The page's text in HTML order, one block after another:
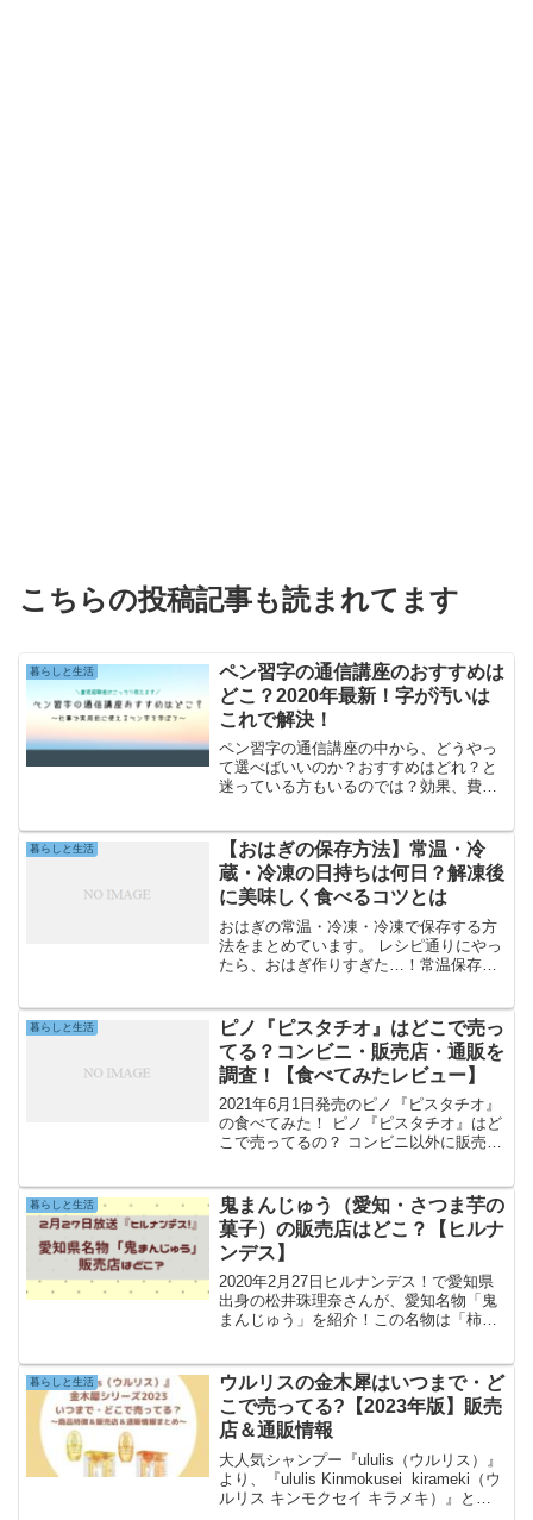
こちらの投稿記事も読まれてます
暮らしと生活
ペン習字の通信講座のおすすめは
どこ？2020年最新！字が汚いは
これで解決！
ペン習字の通信講座の中から、どうやっ
て選べばいいのか？おすすめはどれ？と
迷っている方もいるのでは？効果、費
て、且つ、費用対効果の高い」おすすめ
のペン習字通信講座をまとめ...
暮らしと生活
【おはぎの保存方法】常温・冷
蔵・冷凍の日持ちは何日？解凍後
に美味しく食べるコツとは
おはぎの常温・冷凍・冷凍で保存する方
法をまとめています。 レシピ通りにやっ
たら、おはぎ作りすぎた…！常温保存で
常温保存できるの？ 常温保存以外にも、
おはぎを長持ちさせ...
暮らしと生活
ピノ『ピスタチオ』はどこで売っ
てる？コンビニ・販売店・通販を
調査！【食べてみたレビュー】
2021年6月1日発売のピノ『ピスタチオ』
の食べてみた！ ピノ『ピスタチオ』はど
こで売ってるの？ コンビニ以外に販売店
このような疑問をお持ちですよね？私自
身も大のお菓...
暮らしと生活
鬼まんじゅう（愛知・さつま芋の
菓子）の販売店はどこ？【ヒルナ
ンデス】
2020年2月27日ヒルナンデス！で愛知県
出身の松井珠理奈さんが、愛知名物「鬼
まんじゅう」を紹介！この名物は「柿安
れた商品の名前や値段、口福堂の場所や
アクセスなどにつ...
暮らしと生活
ウルリスの金木犀はいつまで・ど
こで売ってる?【2023年版】販売
店＆通販情報
大人気シャンプー『ululis（ウルリス）』
より、『ululis Kinmokusei kirameki（ウ
ルリス キンモクセイ キラメキ）』と